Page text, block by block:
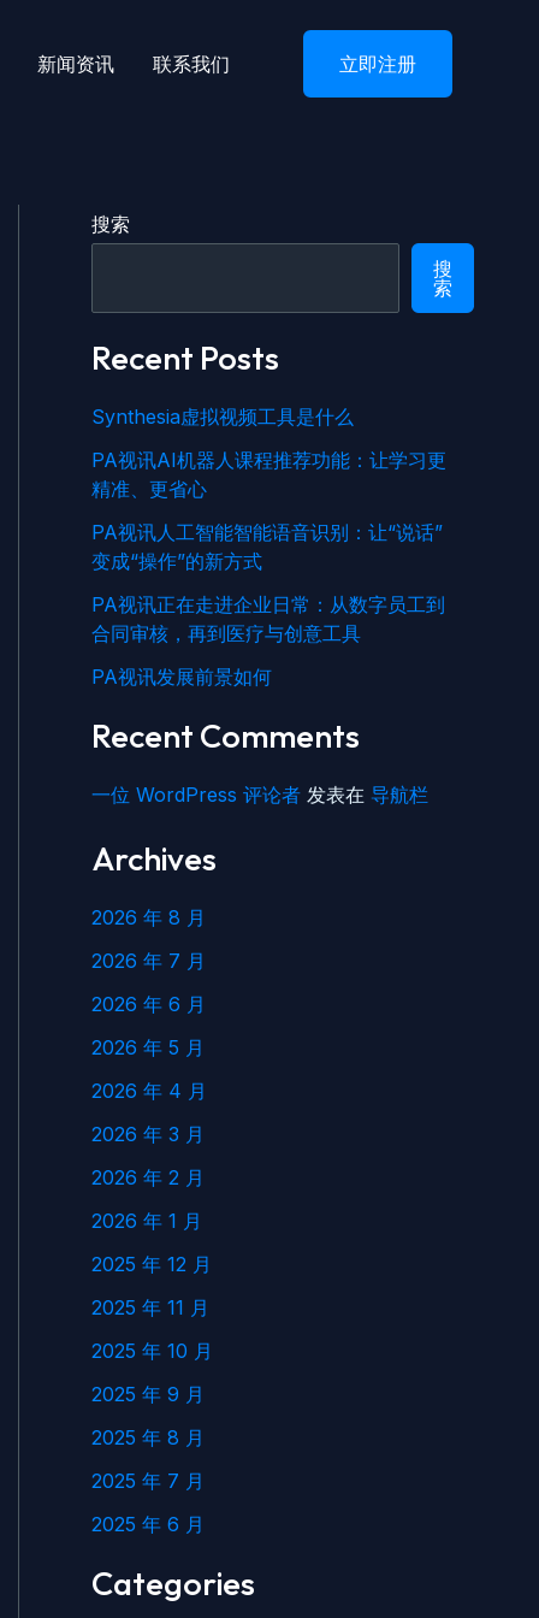
新闻资讯 联系我们 立即注册
搜索
搜
索
Recent Posts
Synthesia虚拟视频工具是什么
PA视讯AI机器人课程推荐功能：让学习更
精准、更省心
PA视讯人工智能智能语音识别：让“说话”
变成“操作”的新方式
PA视讯正在走进企业日常：从数字员工到
合同审核，再到医疗与创意工具
PA视讯发展前景如何
Recent Comments
一位 WordPress 评论者 发表在 导航栏
Archives
2026 年 8 月
2026 年 7 月
2026 年 6 月
2026 年 5 月
2026 年 4 月
2026 年 3 月
2026 年 2 月
2026 年 1 月
2025 年 12 月
2025 年 11 月
2025 年 10 月
2025 年 9 月
2025 年 8 月
2025 年 7 月
2025 年 6 月
Categories